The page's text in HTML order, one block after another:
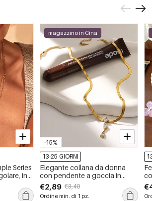
Series
in
-15%
magazzino in Cina
13-25 GIORNI
Elegante collana da donna
con pendente a goccia in
acciaio inossidabile color oro
impermeabile e zirconi.
€2,89 €3,40
Ordine min. di 1 pz.